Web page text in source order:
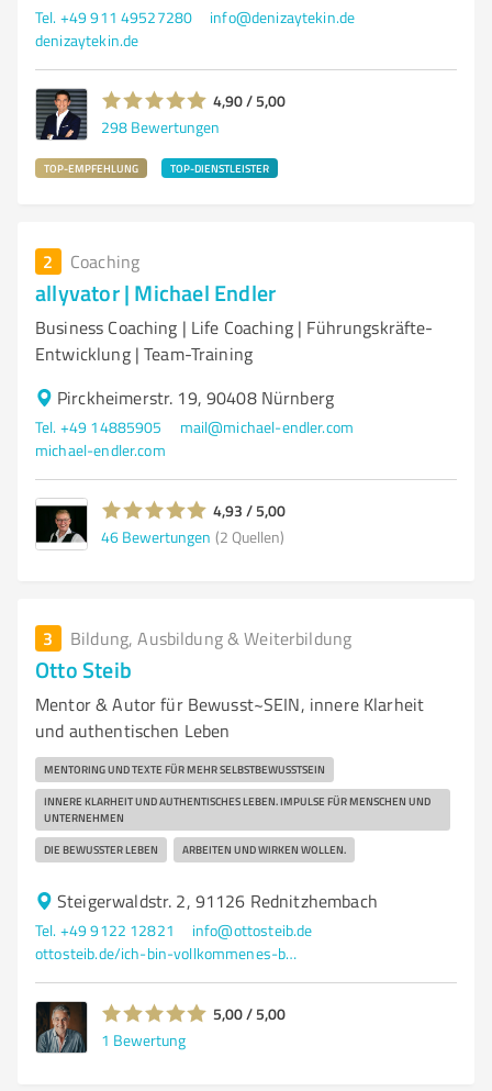
Tel. +49 911 49527280
info@denizaytekin.de
denizaytekin.de
4,90 / 5,00
298 Bewertungen
TOP-EMPFEHLUNG TOP-DIENSTLEISTER
2 Coaching
allyvator | Michael Endler
Business Coaching | Life Coaching | Führungskräfte-
Entwicklung | Team-Training
Pirckheimerstr. 19, 90408 Nürnberg
Tel. +49 14885905
mail@michael-endler.com
michael-endler.com
4,93 / 5,00
46 Bewertungen (2 Quellen)
3 Bildung, Ausbildung & Weiterbildung
Otto Steib
Mentor & Autor für Bewusst~SEIN, innere Klarheit
und authentischen Leben
MENTORING UND TEXTE FÜR MEHR SELBSTBEWUSSTSEIN
INNERE KLARHEIT UND AUTHENTISCHES LEBEN. IMPULSE FÜR MENSCHEN UND
UNTERNEHMEN
DIE BEWUSSTER LEBEN ARBEITEN UND WIRKEN WOLLEN.
Steigerwaldstr. 2, 91126 Rednitzhembach
Tel. +49 9122 12821
info@ottosteib.de
ottosteib.de/ich-bin-vollkommenes-bewusst-sein/
5,00 / 5,00
1 Bewertung